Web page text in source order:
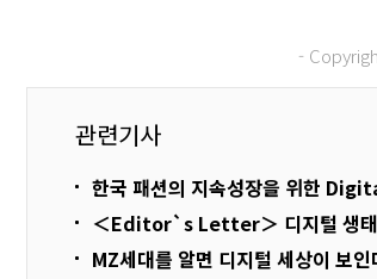
-
관련기사
한국 패션의 지속성장을 위한
＜Editor`s Letter＞ 디지털 생태계,
MZ세대를 알면 디지털 세상이 보인